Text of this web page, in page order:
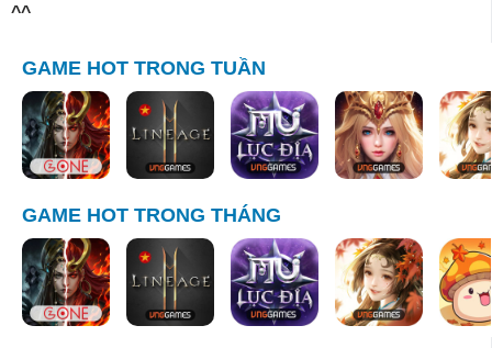
^^
GAME HOT TRONG TUẦN
GAME HOT TRONG THÁNG